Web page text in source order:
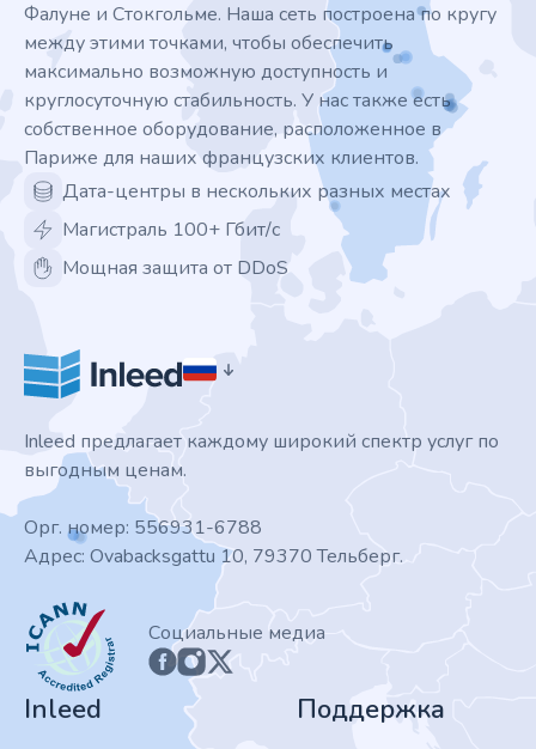
Фалуне и Стокгольме. Наша сеть построена по кругу
между этими точками, чтобы обеспечить
максимально возможную доступность и
круглосуточную стабильность. У нас также есть
собственное оборудование, расположенное в
Париже для наших французских клиентов.
Дата-центры в нескольких разных местах
Магистраль 100+ Гбит/с
Мощная защита от DDoS
Inleed предлагает каждому широкий спектр услуг по
выгодным ценам.
Орг. номер: 556931-6788
Адрес: Ovabacksgattu 10, 79370 Тельберг.
ICANN
Социальные медиа
Inleed Поддержка